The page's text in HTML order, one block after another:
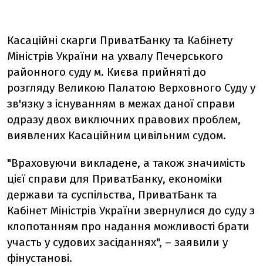
Касаційні скарги ПриватБанку та Кабінету
Міністрів України на ухвалу Печерського
районного суду м. Києва прийняті до
розгляду Великою Палатою Верховного Суду у
зв'язку з існуванням в межах даної справи
одразу двох виключних правових проблем,
виявлених Касаційним цивільним судом.
"Враховуючи викладене, а також значимість
цієї справи для ПриватБанку, економіки
держави та суспільства, ПриватБанк та
Кабінет Міністрів України звернулися до суду з
клопотанням про надання можливості брати
участь у судових засіданнях", – заявили у
фінустанові.